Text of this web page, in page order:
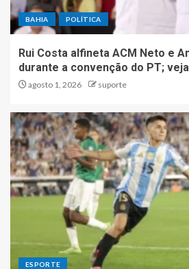
BAHIA POLÍTICA
Rui Costa alfineta ACM Neto e
durante a convenção do PT;
agosto 1, 2026 suporte
ESPORTE